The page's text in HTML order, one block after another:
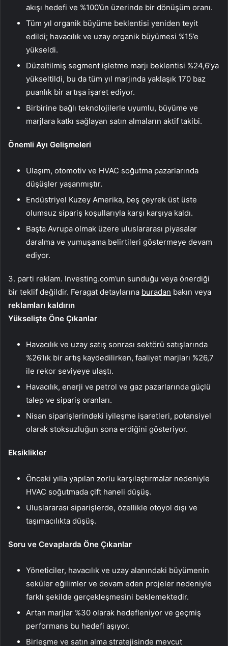
akışı hedefi ve %100’ün üzerinde bir dönüşüm oranı.
Tüm yıl organik büyüme beklentisi yeniden teyit
edildi; havacılık ve uzay organik büyümesi %15’e
yükseldi.
Düzeltilmiş segment işletme marjı beklentisi %24,6’ya
yükseltildi, bu da tüm yıl marjında yaklaşık 170 baz
puanlık bir artışa işaret ediyor.
Birbirine bağlı teknolojilerle uyumlu, büyüme ve
marjlara katkı sağlayan satın almaların aktif takibi.
Önemli Ayı Gelişmeleri
Ulaşım, otomotiv ve HVAC soğutma pazarlarında
düşüşler yaşanmıştır.
Endüstriyel Kuzey Amerika, beş çeyrek üst üste
olumsuz sipariş koşullarıyla karşı karşıya kaldı.
Başta Avrupa olmak üzere uluslararası piyasalar
daralma ve yumuşama belirtileri göstermeye devam
ediyor.
3. parti reklam. Investing.com’un sunduğu veya önerdiği
bir teklif değildir. Feragat detaylarına buradan bakın veya
reklamları kaldırın
Yükselişte Öne Çıkanlar
Havacılık ve uzay satış sonrası sektörü satışlarında
%26’lık bir artış kaydedilirken, faaliyet marjları %26,7
ile rekor seviyeye ulaştı.
Havacılık, enerji ve petrol ve gaz pazarlarında güçlü
talep ve sipariş oranları.
Nisan siparişlerindeki iyileşme işaretleri, potansiyel
olarak stoksuzluğun sona erdiğini gösteriyor.
Eksiklikler
Önceki yılla yapılan zorlu karşılaştırmalar nedeniyle
HVAC soğutmada çift haneli düşüş.
Uluslararası siparişlerde, özellikle otoyol dışı ve
taşımacılıkta düşüş.
Soru ve Cevaplarda Öne Çıkanlar
Yöneticiler, havacılık ve uzay alanındaki büyümenin
seküler eğilimler ve devam eden projeler nedeniyle
farklı şekilde gerçekleşmesini beklemektedir.
Artan marjlar %30 olarak hedefleniyor ve geçmiş
performans bu hedefi aşıyor.
Birleşme ve satın alma stratejisinde mevcut